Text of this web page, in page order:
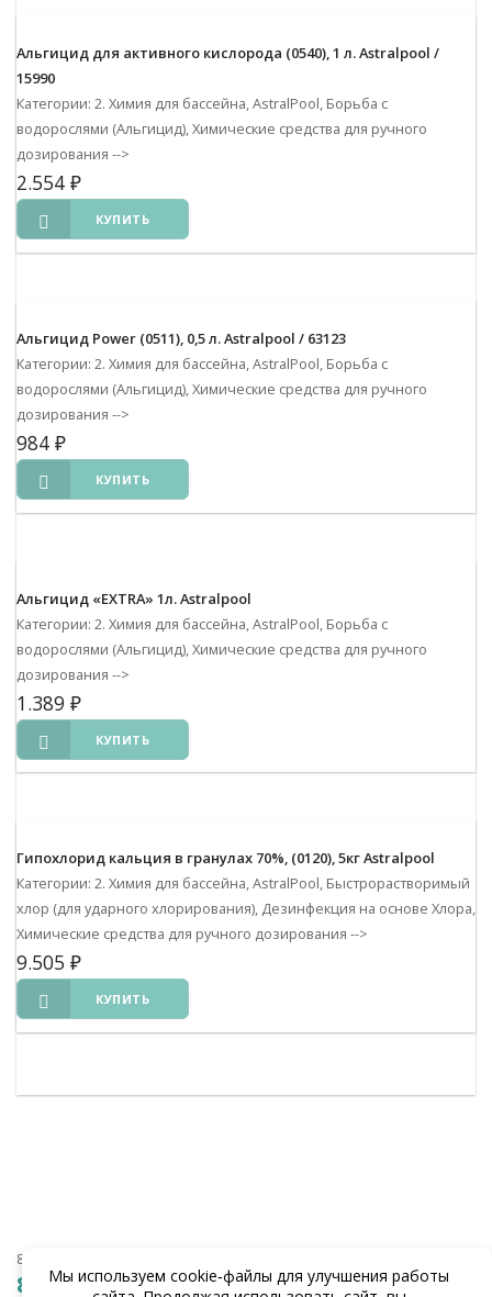
Альгицид для активного кислорода (0540), 1 л. Astralpool /
15990
Категории: 2. Химия для бассейна, AstralPool, Борьба с
водорослями (Альгицид), Химические средства для ручного
дозирования -->
2.554 ₽
КУПИТЬ
Альгицид Power (0511), 0,5 л. Astralpool / 63123
Категории: 2. Химия для бассейна, AstralPool, Борьба с
водорослями (Альгицид), Химические средства для ручного
дозирования -->
984 ₽
КУПИТЬ
Альгицид «EXTRA» 1л. Astralpool
Категории: 2. Химия для бассейна, AstralPool, Борьба с
водорослями (Альгицид), Химические средства для ручного
дозирования -->
1.389 ₽
КУПИТЬ
Гипохлорид кальция в гранулах 70%, (0120), 5кг Astralpool
Категории: 2. Химия для бассейна, AstralPool, Быстрорастворимый
хлор (для ударного хлорирования), Дезинфекция на основе Хлора,
Химические средства для ручного дозирования -->
9.505 ₽
КУПИТЬ
8 (938) 441-20-90
8 (862) 291-20-90
Мы используем cookie‑файлы для улучшения работы